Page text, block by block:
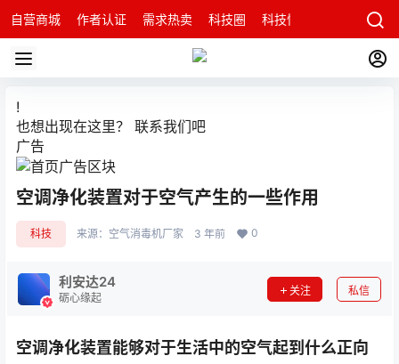
自营商城 作者认证 需求热卖 科技圈 科技快讯 智能科技问
!
也想出现在这里？ 联系我们吧
广告
空调净化装置对于空气产生的一些作用
科技 来源： 空气消毒机厂家 3 年前 0
利安达24
砺心缘起
关注 私信
空调净化装置能够对于生活中的空气起到什么正向